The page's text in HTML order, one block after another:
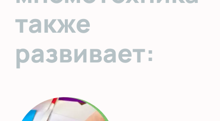
также
развивает: